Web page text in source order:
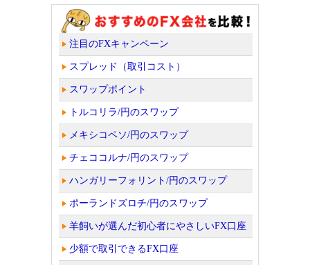
注目のFXキャンペーン
スプレッド（取引コスト）
スワップポイント
トルコリラ/円のスワップ
メキシコペソ/円のスワップ
チェココルナ/円のスワップ
ハンガリーフォリント/円のスワップ
ポーランドズロチ/円のスワップ
羊飼いが選んだ初心者にやさしいFX口座
少額で取引できるFX口座